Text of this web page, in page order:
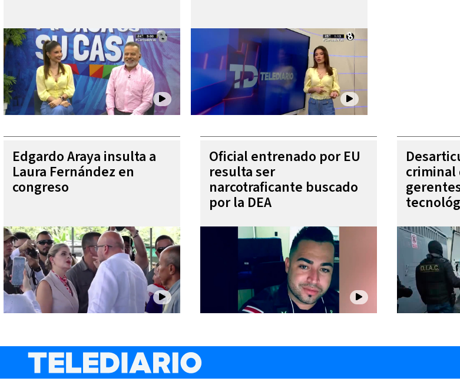
Edgardo Araya insulta a
Laura Fernández en
congreso
Oficial entrenado por EU
resulta ser
narcotraficante buscado
por la DEA
criminal